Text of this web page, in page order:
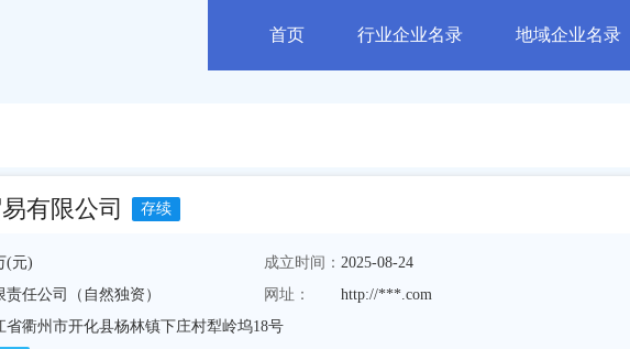
首页 行业企业名录 地域企业名录
有限公司 存续
(元) 成立时间： 2025-08-24
责任公司（自然独资） 网址：
http://***.com
省衢州市开化县杨林镇下庄村犁岭坞18号